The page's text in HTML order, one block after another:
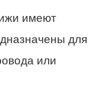
имеют
для
или